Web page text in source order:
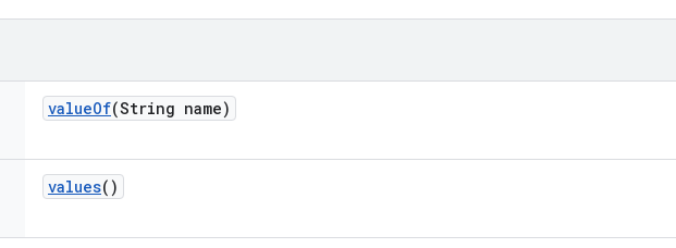
valueOf(String name)
values()